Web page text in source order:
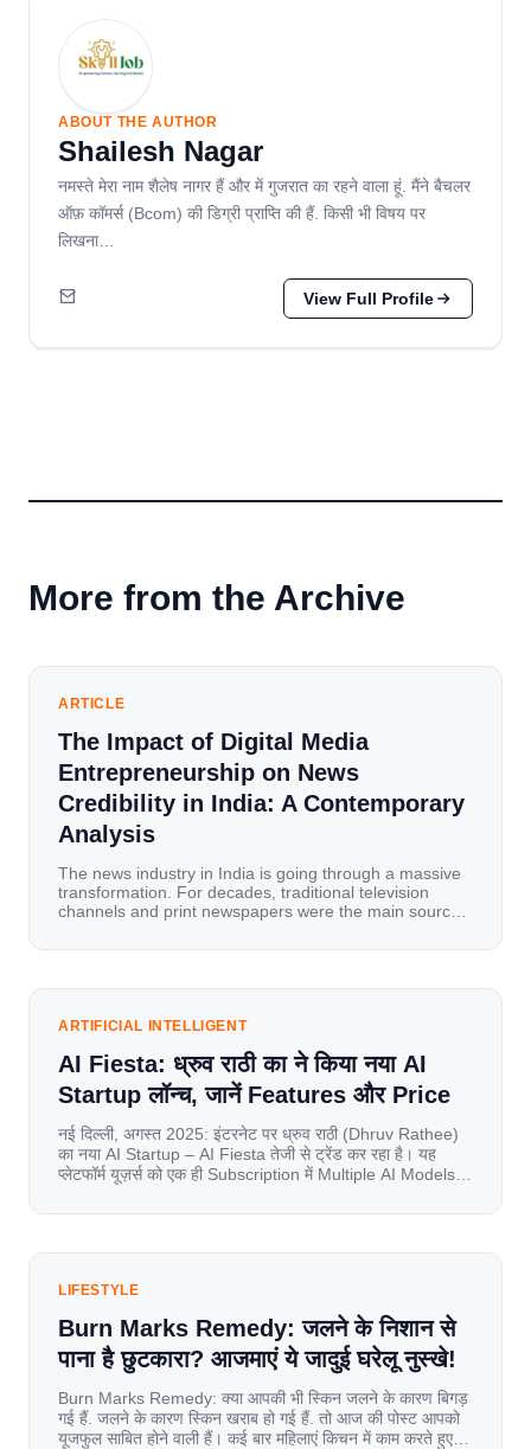
ABOUT THE AUTHOR
Shailesh Nagar
नमस्ते मेरा नाम शैलेष नागर हैं और में गुजरात का रहने वाला हूं. मैंने बैचलर
ऑफ़ कॉमर्स (Bcom) की डिग्री प्राप्ति की हैं. किसी भी विषय पर
लिखना…
View Full Profile
More from the Archive
ARTICLE
The Impact of Digital Media
Entrepreneurship on News
Credibility in India: A Contemporary
Analysis
The news industry in India is going through a massive
transformation. For decades, traditional television
channels and print newspapers were the main sources
mobile data, affordable smartphones, and high-speed
has become a mobile-first market where consumers
ARTIFICIAL INTELLIGENT
AI Fiesta: ध्रुव राठी का ने किया नया AI
Startup लॉन्च, जानें Features और Price
नई दिल्ली, अगस्त 2025: इंटरनेट पर ध्रुव राठी (Dhruv Rathee)
का नया AI Startup – AI Fiesta तेजी से ट्रेंड कर रहा है। यह
प्लेटफॉर्म यूज़र्स को एक ही Subscription में Multiple AI Models
यूज़र्स का जबरदस्त रिस्पॉन्स लॉन्च के तुरंत […]
LIFESTYLE
Burn Marks Remedy: जलने के निशान से
पाना है छुटकारा? आजमाएं ये जादुई घरेलू नुस्खे!
Burn Marks Remedy: क्या आपकी भी स्किन जलने के कारण बिगड़
गई हैं. जलने के कारण स्किन खराब हो गई हैं. तो आज की पोस्ट आपको
यूजफुल साबित होने वाली हैं। कई बार महिलाएं किचन में काम करते हुए